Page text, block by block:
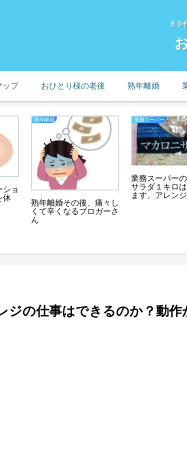
６０
ップ おひとり様の老後 熟年離婚
ショ
休
熟年離婚
熟年離婚その後、痛々し
くて辛くなるブロガーさ
ん
業務スーパー
業務スーパー
サラダ１キロ
ます、アレン
ジの仕事はできるのか？動作